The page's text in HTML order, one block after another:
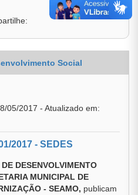
Social
05/2017 - Atualizado em:
2017 - SEDES
DESENVOLVIMENTO
MUNICIPAL DE
- SEAMO, publicam